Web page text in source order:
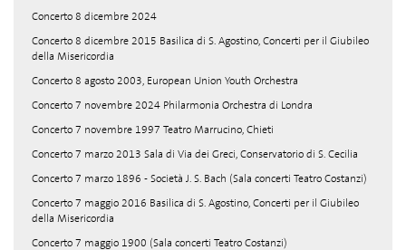
Concerto 8 dicembre 2024
Concerto 8 dicembre 2015 Basilica di S. Agostino, Concerti per il Giubileo
della Misericordia
Concerto 8 agosto 2003, European Union Youth Orchestra
Concerto 7 novembre 2024 Philarmonia Orchestra di Londra
Concerto 7 novembre 1997 Teatro Marrucino, Chieti
Concerto 7 marzo 2013 Sala di Via dei Greci, Conservatorio di S. Cecilia
Concerto 7 marzo 1896 - Società J. S. Bach (Sala concerti Teatro Costanzi)
Concerto 7 maggio 2016 Basilica di S. Agostino, Concerti per il Giubileo
della Misericordia
Concerto 7 maggio 1900 (Sala concerti Teatro Costanzi)